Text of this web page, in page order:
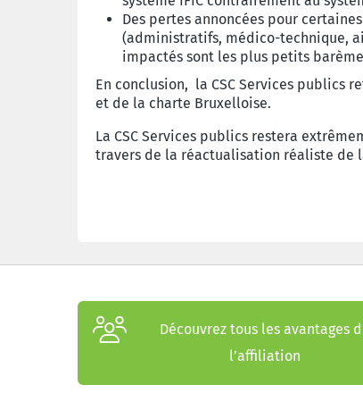
Des pertes annoncées pour
(administratifs, médico-technique,
impactés sont les plus petits
En conclusion, la CSC Services publics
et de la charte Bruxelloise.
La CSC Services publics restera
travers de la réactualisation réaliste de
Découvrez tous les avantages
l’affiliation